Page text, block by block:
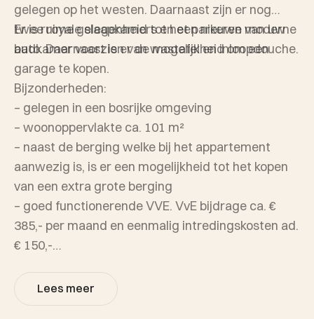
gelegen op het westen. Daarnaast zijn er nog
twee royale slaapkamers en een nieuwe moderne
badkamer voorzien van wastafel en inloopdouche.
Er is ruime gelegenheid tot het parkeren van uw
auto. Daarnaast is er de mogelijkheid om een
garage te kopen.
Bijzonderheden:
– gelegen in een bosrijke omgeving
– woonoppervlakte ca. 101 m²
– naast de berging welke bij het appartement
aanwezig is, is er een mogelijkheid tot het kopen
van een extra grote berging
– goed functionerende VVE. VvE bijdrage ca. €
385,- per maand en eenmalig intredingskosten ad.
€ 150,-
– spoedige aanvaarding mogelijk
Lees meer